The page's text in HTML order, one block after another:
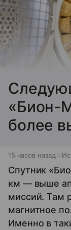
«Бион-
более
15 часов назад
Спутник
км — выше
миссий. Там
магнитное
Именно в